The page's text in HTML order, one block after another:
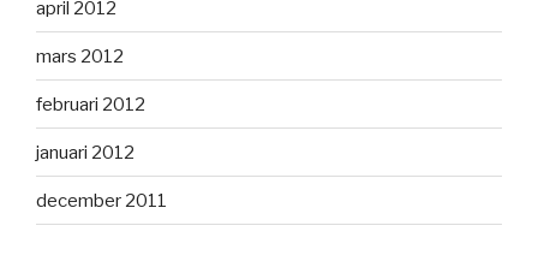
april 2012
mars 2012
februari 2012
januari 2012
december 2011